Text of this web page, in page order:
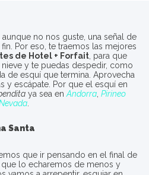
aunque no nos guste, una señal de
Por eso, te traemos las mejores
de Hotel + Forfait , para que
nieve y te puedas despedir, como
de esquí que termina. Aprovecha
y escápate. Por que el esquí en
ya sea en Andorra Pirineo
Santa
que ir pensando en el final de
lo echaremos de menos y